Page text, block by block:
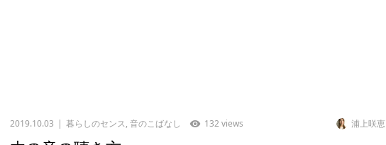
2019.10.03 暮らしのセンス,音のこばなし 132 views 浦上咲恵